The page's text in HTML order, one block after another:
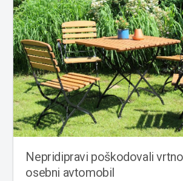
Nepridipravi poškodovali
osebni avtomobil